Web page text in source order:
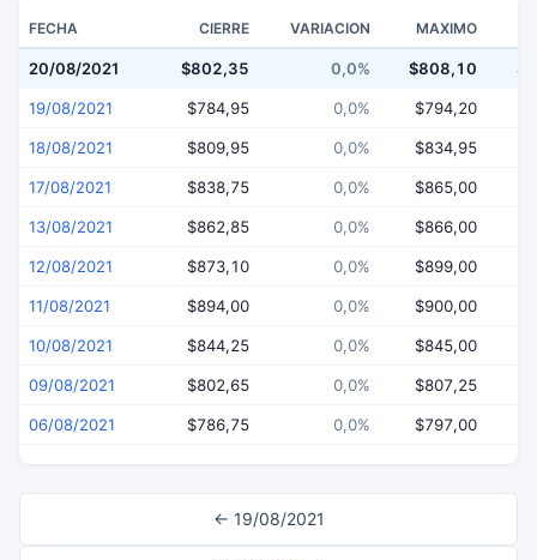
FECHA CIERRE VARIACION MAXIMO
20/08/2021 $802,35 0,0% $808,10
19/08/2021 $784,95 0,0% $794,20
18/08/2021 $809,95 0,0% $834,95
17/08/2021 $838,75 0,0% $865,00
13/08/2021 $862,85 0,0% $866,00
12/08/2021 $873,10 0,0% $899,00
11/08/2021 $894,00 0,0% $900,00
10/08/2021 $844,25 0,0% $845,00
09/08/2021 $802,65 0,0% $807,25
06/08/2021 $786,75 0,0% $797,00
← 19/08/2021